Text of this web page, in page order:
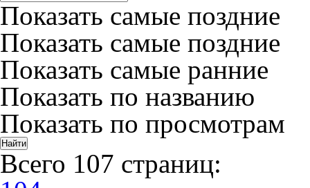
Показать самые поздние
Показать самые поздние
Показать самые ранние
Показать по названию
Показать по просмотрам
Всего 107 страниц: